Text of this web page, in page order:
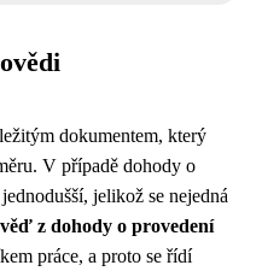
dokumentem, který
V případě dohody o
jelikož se nejedná
z dohody o provedení
práce, a proto se řídí